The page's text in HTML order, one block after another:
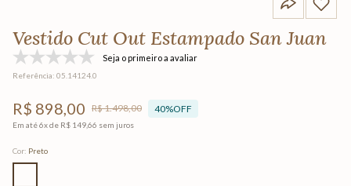
Vestido Cut Out Estampado San Juan
Seja o primeiro a avaliar
Referência: 05.14124.0
R$ 898,00 R$1.498,00 40%OFF
Em até6x de R$ 14966 sem juros
Cor: Preto